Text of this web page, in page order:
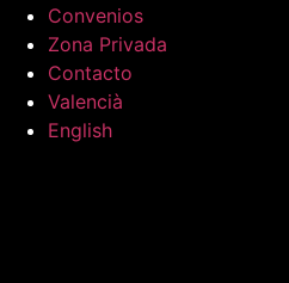
Convenios
Zona Privada
Contacto
Valencià
English